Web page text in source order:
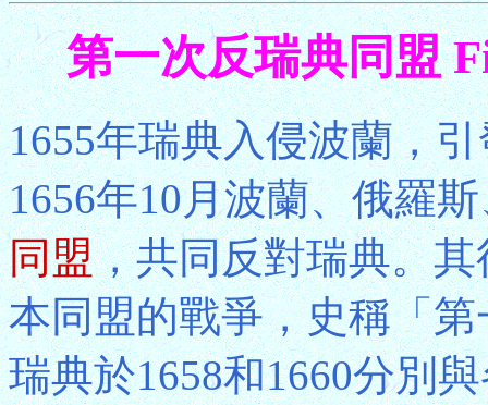
第一次反瑞典同盟
1655年瑞典入侵波蘭，
1656年10月波蘭、俄羅
同盟，共同反對瑞典。
本同盟的戰爭，史稱「
瑞典於1658和1660分別